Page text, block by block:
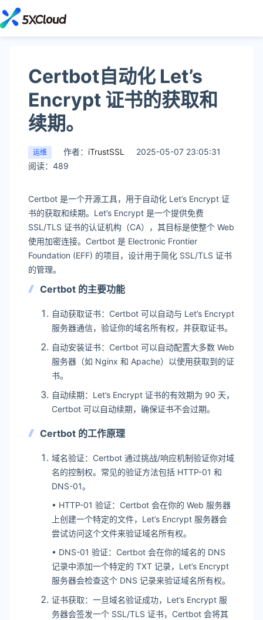
Certbot自动化 Let’s
Encrypt 证书的获取和
续期。
运维 作者： iTrustSSL
2025-05-07 23:05:31
阅读：489
Certbot 是一个开源工具，用于自动化 Let’s Encrypt 证
书的获取和续期。Let’s Encrypt 是一个提供免费
SSL/TLS 证书的认证机构（CA），其目标是使整个 Web
使用加密连接。Certbot 是 Electronic Frontier
Foundation (EFF) 的项目，设计用于简化 SSL/TLS 证书
的管理。
Certbot 的主要功能
自动获取证书：Certbot 可以自动与 Let’s Encrypt
服务器通信，验证你的域名所有权，并获取证书。
自动安装证书：Certbot 可以自动配置大多数 Web
服务器（如 Nginx 和 Apache）以使用获取到的证
书。
自动续期：Let’s Encrypt 证书的有效期为 90 天，
Certbot 可以自动续期，确保证书不会过期。
Certbot 的工作原理
域名验证：Certbot 通过挑战/响应机制验证你对域
名的控制权。常见的验证方法包括 HTTP-01 和
DNS-01。
• HTTP-01 验证：Certbot 会在你的 Web 服务器
上创建一个特定的文件，Let’s Encrypt 服务器会
尝试访问这个文件来验证域名所有权。
• DNS-01 验证：Certbot 会在你的域名的 DNS
记录中添加一个特定的 TXT 记录，Let’s Encrypt
服务器会检查这个 DNS 记录来验证域名所有权。
证书获取：一旦域名验证成功，Let’s Encrypt 服
务器会签发一个 SSL/TLS 证书，Certbot 会将其